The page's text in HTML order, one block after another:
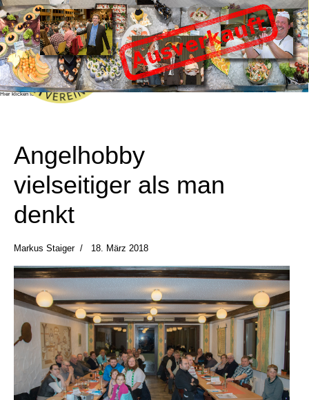
Fischessen 2026
Das beliebte und bekannte Fischessen des
Angelsportvereine Honhardt e.V. findet dieses
Jahr am Samstag, den 24.10.2026 in der
Sandberghalle in Honhardt statt.
Das Fischessen ist bereits ausverlauft!
Sie können sich mit Hilfe des "Benachrichtigen
Sie mich!" Buttons im Bestellformular in eine
Warteliste eintragen, sollten noch Karten
verfügbar werden, erhalten Sie eine
Benachrichtigung.
Wir wünschen allen Gästen einen schönen und
unterhaltsamen Abend!
Hier klicken für mehr Info!
Angelhobby
vielseitiger als man
denkt
Markus Staiger 18. März 2018